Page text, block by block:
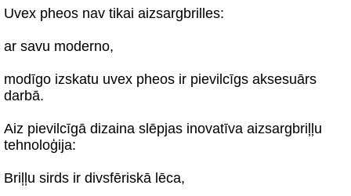
Uvex pheos nav tikai aizsargbrilles:
ar savu moderno,
modīgo izskatu uvex pheos ir pievilcīgs aksesuārs
darbā.
Aiz pievilcīgā dizaina slēpjas inovatīva aizsargbriļļu
tehnoloģija:
Briļļu sirds ir divsfēriskā lēca,